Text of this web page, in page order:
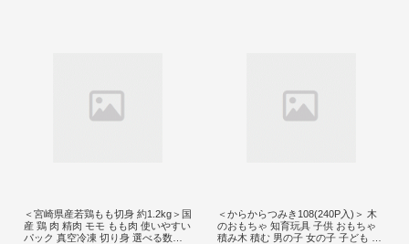
＜宮崎県産若鶏もも切身 約1.2kg＞国
産 鶏 肉 精肉 モモ もも肉 使いやすい
パック 真空冷凍 切り身 選べる数量
＜からからつみき108(240P入)＞ 木
のおもちゃ 知育玩具 子供 おもちゃ
積み木 積む 男の子 女の子 子ども プ